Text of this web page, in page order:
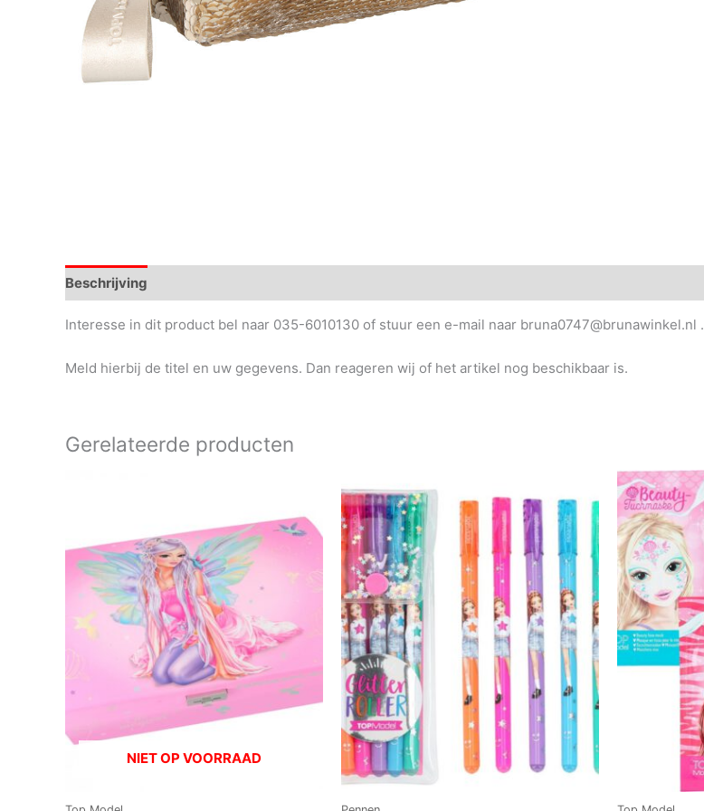
Beschrijving
Interesse in dit product bel naar 035-6010130 of stuur een e-mail naar bruna0747@brunawinkel.nl .
Meld hierbij de titel en uw gegevens. Dan reageren wij of het artikel nog beschikbaar is.
Gerelateerde producten
NIET OP VOORRAAD